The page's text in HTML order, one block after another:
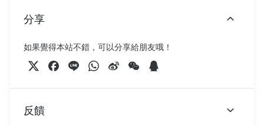
分享
如果覺得本站不錯，可以分享給朋友哦！
反饋